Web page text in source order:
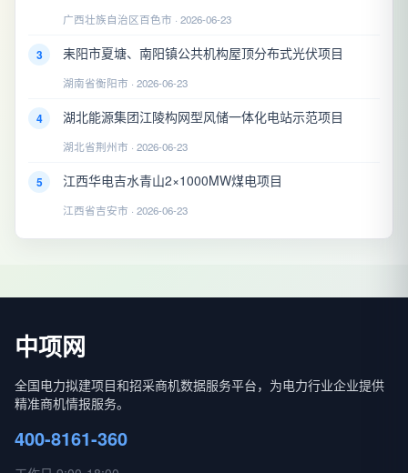
广西壮族自治区百色市 · 2026-06-23
3 耒阳市夏塘、南阳镇公共机构屋顶分布式光伏项目
湖南省衡阳市 · 2026-06-23
4 湖北能源集团江陵构网型风储一体化电站示范项目
湖北省荆州市 · 2026-06-23
5 江西华电吉水青山2×1000MW煤电项目
江西省吉安市 · 2026-06-23
中项网
全国电力拟建项目和招采商机数据服务平台，为电力行业企业提供
精准商机情报服务。
400-8161-360